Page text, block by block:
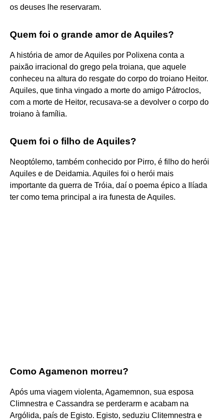
os deuses lhe reservaram.
Quem foi o grande amor de Aquiles?
A história de amor de Aquiles por Polixena conta a
paixão irracional do grego pela troiana, que aquele
conheceu na altura do resgate do corpo do troiano Heitor.
Aquiles, que tinha vingado a morte do amigo Pátroclos,
com a morte de Heitor, recusava-se a devolver o corpo do
troiano à família.
Quem foi o filho de Aquiles?
Neoptólemo, também conhecido por Pirro, é filho do herói
Aquiles e de Deidamia. Aquiles foi o herói mais
importante da guerra de Tróia, daí o poema épico a Ilíada
ter como tema principal a ira funesta de Aquiles.
Como Agamenon morreu?
Após uma viagem violenta, Agamemnon, sua esposa
Climnestra e Cassandra se perderarm e acabam na
Argólida, país de Egisto. Egisto, seduziu Clitemnestra e